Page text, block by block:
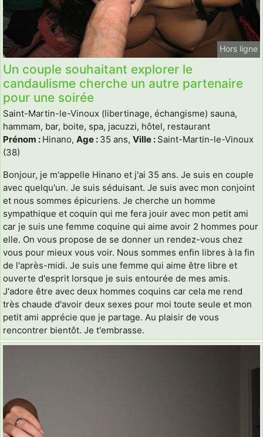
Hors ligne
Un couple souhaitant explorer le
candaulisme cherche un autre partenaire
pour une soirée
Saint-Martin-le-Vinoux (libertinage, échangisme) sauna,
hammam, bar, boite, spa, jacuzzi, hôtel, restaurant
Prénom : Hinano, Age : 35 ans, Ville : Saint-Martin-le-Vinoux
(38)
Bonjour, je m'appelle Hinano et j'ai 35 ans. Je suis en couple
avec quelqu'un. Je suis séduisant. Je suis avec mon conjoint
et nous sommes épicuriens. Je cherche un homme
sympathique et coquin qui me fera jouir avec mon petit ami
car je suis une femme coquine qui aime avoir 2 hommes pour
elle. On vous propose de se donner un rendez-vous chez
vous pour mieux vous voir. Nous sommes enfin libres à la fin
de l'après-midi. Je suis une femme qui aime être libre et
ouverte d'esprit lorsque je suis entourée de mes amis.
J'adore être avec deux hommes coquins car cela me rend
très chaude d'avoir deux sexes pour moi toute seule et mon
petit ami apprécie que je partage. Au plaisir de vous
rencontrer bientôt. Je t'embrasse.